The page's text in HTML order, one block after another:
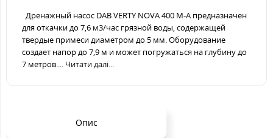
Дренажный насос DAB VERTY NOVA 400 М-А предназначен
для откачки до 7,6 м3/час грязной воды, содержащей
твердые примеси диаметром до 5 мм. Оборудование
создает напор до 7,9 м и может погружаться на глубину до
7 метров.... Читати далі...
Опис